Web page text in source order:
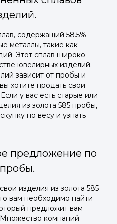
содержащий 58.5%
металлы, такие как
Этот сплав широко
ювелирных изделий.
зависит от пробы и
хотите продать свои
у вас есть старые или
из золота 585 пробы,
по весу и узнать
предложение по
пробы.
изделия из золота 585
вам необходимо найти
предложит вам
компаний